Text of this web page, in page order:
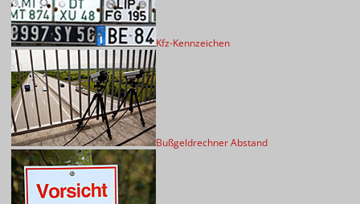
Kfz-Kennzeichen
Bußgeldrechner Abstand